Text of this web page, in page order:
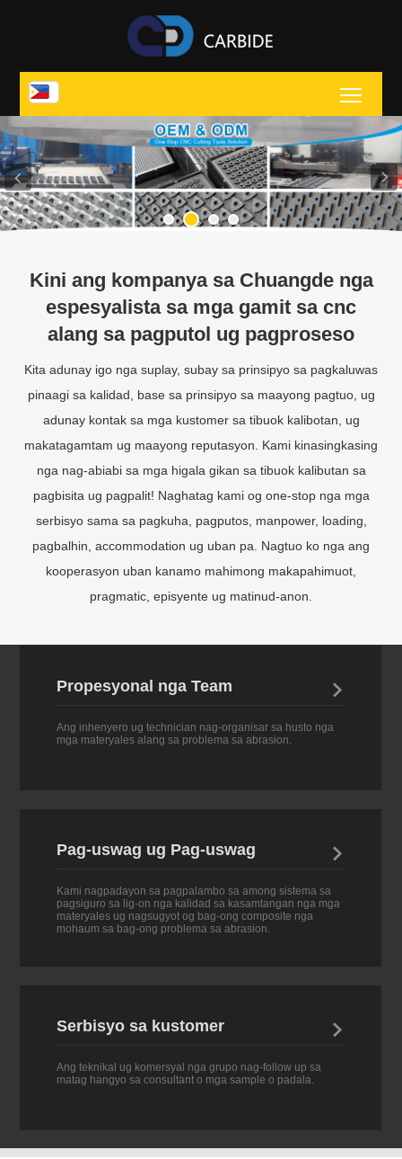
Kini ang kompanya sa Chuangde nga
espesyalista sa mga gamit sa cnc
alang sa pagputol ug pagproseso
Kita adunay igo nga suplay, subay sa prinsipyo sa pagkaluwas
pinaagi sa kalidad, base sa prinsipyo sa maayong pagtuo, ug
adunay kontak sa mga kustomer sa tibuok kalibotan, ug
makatagamtam ug maayong reputasyon. Kami kinasingkasing
nga nag-abiabi sa mga higala gikan sa tibuok kalibutan sa
pagbisita ug pagpalit! Naghatag kami og one-stop nga mga
serbisyo sama sa pagkuha, pagputos, manpower, loading,
pagbalhin, accommodation ug uban pa. Nagtuo ko nga ang
kooperasyon uban kanamo mahimong makapahimuot,
pragmatic, episyente ug matinud-anon.
Propesyonal nga Team 
Ang inhenyero ug technician nag-organisar sa husto nga
mga materyales alang sa problema sa abrasion.
Pag-uswag ug Pag-uswag 
Kami nagpadayon sa pagpalambo sa among sistema sa
pagsiguro sa lig-on nga kalidad sa kasamtangan nga mga
materyales ug nagsugyot og bag-ong composite nga
mohaum sa bag-ong problema sa abrasion.
Serbisyo sa kustomer 
Ang teknikal ug komersyal nga grupo nag-follow up sa
matag hangyo sa consultant o mga sample o padala.